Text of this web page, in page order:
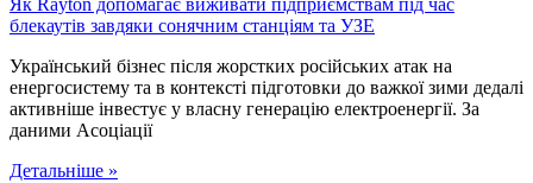
Як Rayton допомагає виживати підприємствам під час
блекаутів завдяки сонячним станціям та УЗЕ
Український бізнес після жорстких російських атак на
енергосистему та в контексті підготовки до важкої зими дедалі
активніше інвестує у власну генерацію електроенергії. За
даними Асоціації
Детальніше »